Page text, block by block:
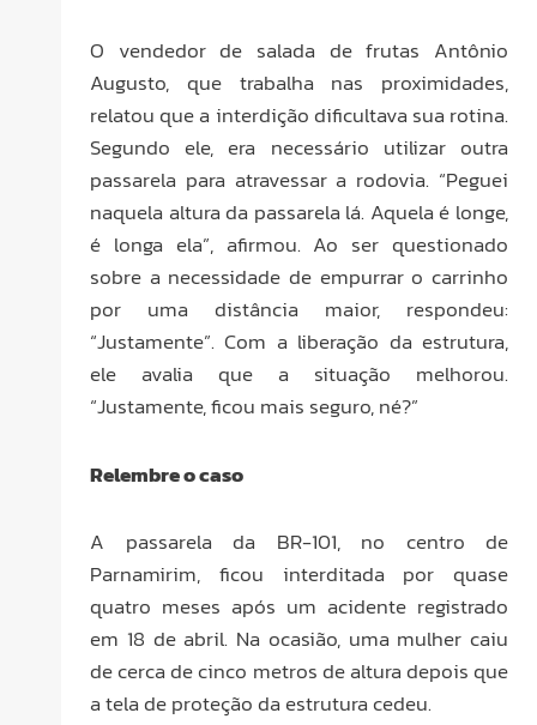
O vendedor de salada de frutas Antônio
Augusto, que trabalha nas proximidades,
relatou que a interdição dificultava sua rotina.
Segundo ele, era necessário utilizar outra
passarela para atravessar a rodovia. “Peguei
naquela altura da passarela lá. Aquela é longe,
é longa ela”, afirmou. Ao ser questionado
sobre a necessidade de empurrar o carrinho
por uma distância maior, respondeu:
“Justamente”. Com a liberação da estrutura,
ele avalia que a situação melhorou.
“Justamente, ficou mais seguro, né?”
Relembre o caso
A passarela da BR-101, no centro de
Parnamirim, ficou interditada por quase
quatro meses após um acidente registrado
em 18 de abril. Na ocasião, uma mulher caiu
de cerca de cinco metros de altura depois que
a tela de proteção da estrutura cedeu.